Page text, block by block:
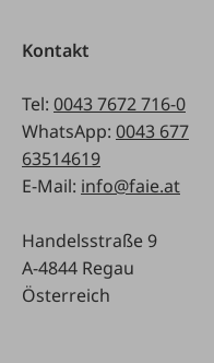
Kontakt
Tel: 0043 7672 716-0
WhatsApp: 0043 677
63514619
E-Mail: info@faie.at
Handelsstraße 9
A-4844 Regau
Österreich